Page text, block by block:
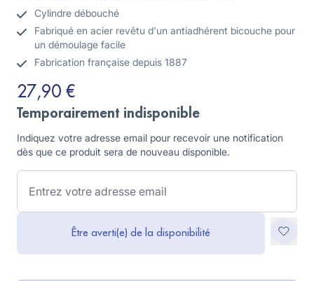
gourmandise !
Cylindre débouché
Fabriqué en acier revêtu d'un antiadhérent bicouche pour
un démoulage facile
Fabrication française depuis 1887
27,90 €
Temporairement indisponible
Indiquez votre adresse email pour recevoir une notification
dès que ce produit sera de nouveau disponible.
Être averti(e) de la disponibilité